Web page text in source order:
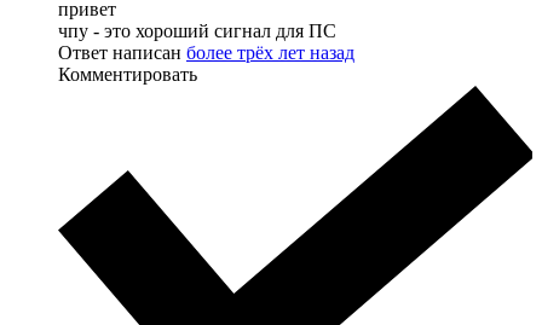
привет
чпу - это хороший сигнал для ПС
Ответ написан более трёх лет назад
Комментировать